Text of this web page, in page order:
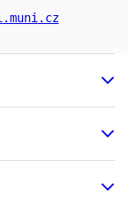
.muni.cz